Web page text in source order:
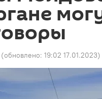
(обновлено: 19:02 17.01.2023)